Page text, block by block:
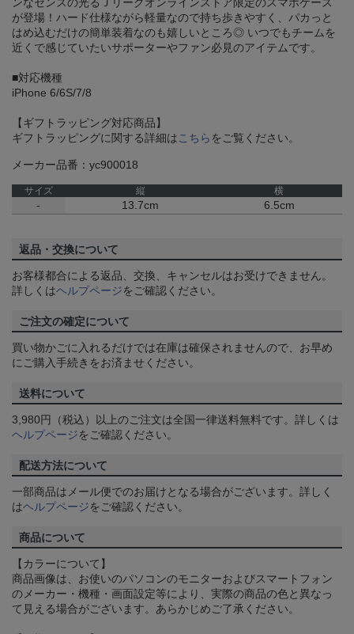
が登場！ハード仕様ながら軽量なので持ち歩きやすく、パカっと
はめ込むだけの簡単装着なのも嬉しいところ◎ いつでもチームを
近くで感じていたいサポーターやファン必見のアイテムです。
■対応機種
iPhone 6/6S/7/8
【ギフトラッピング対応商品】
ギフトラッピングに関する詳細は こちら をご覧ください。
メーカー品番：yc900018
サイズ 縦 横
- 13.7cm 6.5cm
返品・交換について
お客様都合による返品、交換、キャンセルはお受けできません。
詳しくはヘルプページをご確認ください。
ご注文の確定について
買い物かごに入れるだけでは在庫は確保されませんので、お早め
にご購入手続きをお済ませください。
送料について
3,980円（税込）以上のご注文は全国一律送料無料です。詳しくは
ヘルプページをご確認ください。
配送方法について
一部商品はメール便でのお届けとなる場合がございます。詳しく
はヘルプページをご確認ください。
商品について
【カラーについて】
商品画像は、お使いのパソコンのモニターおよびスマートフォン
のメーカー・機種・画面設定等により、実際の商品の色と異なっ
て見える場合がございます。あらかじめご了承ください。